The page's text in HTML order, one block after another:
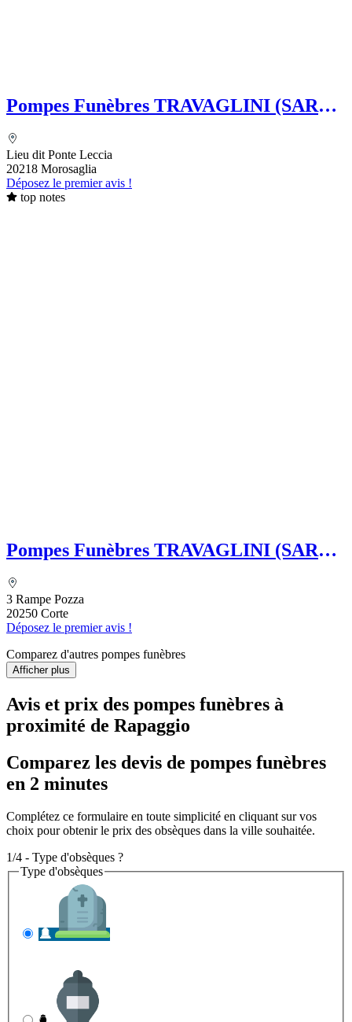
Pompes Funèbres TRAVAGLINI (SARL)
secondaire Grégoire TRAVAGLINI
Lieu dit Ponte Leccia
20218 Morosaglia
Déposez le premier avis !
top notes
Pompes Funèbres TRAVAGLINI (SARL)
secondaire Grégoire TRAVAGLINI
3 Rampe Pozza
20250 Corte
Déposez le premier avis !
Comparez d'autres pompes funèbres
Afficher plus
Avis et prix des pompes funèbres à
proximité de Rapaggio
Comparez les devis de pompes funèbres
en 2 minutes
Complétez ce formulaire en toute simplicité en cliquant sur vos
choix pour obtenir le prix des obsèques dans la ville souhaitée.
1/4 - Type d'obsèques ?
Type d'obsèques